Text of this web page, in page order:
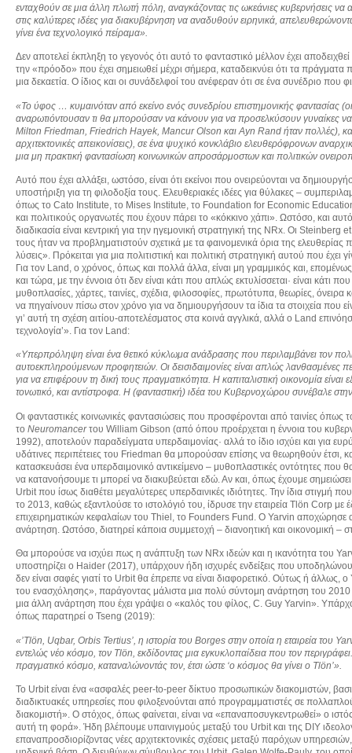
ενταχθούν σε μια άλλη πλωτή πόλη, αναγκάζοντας τις ωκεάνιες κυβερνήσεις
στις καλύτερες ιδέες για διακυβέρνηση να αναδυθούν ειρηνικά,
γίνει ένα τεχνολογικό πείραμα».
Δεν αποτελεί έκπληξη το γεγονός ότι αυτό το φανταστικό μέλλον έχει
την «πρόοδο» που έχει σημειωθεί μέχρι σήμερα, καταδεικνύει ότι τα
μια δεκαετία. Ο ίδιος και οι συνάδελφοί του ανέφεραν ότι σε ένα συνέδριο που
«Το ύφος … κυμαινόταν από εκείνο ενός συνεδρίου επιστημονικής φαντασίας
αναρωτιόντουσαν τι θα μπορούσαν να κάνουν για να προσελκύσουν γυναίκες
Milton Friedman , Friedrich Hayek , Mancur Olson και Ayn Rand ήταν πολλές),
αρχιτεκτονικές απεικονίσεις), σε ένα ψυχικό κονκλάβιο ελευθερόφρονων
μια μη πρακτική φαντασίωση κοινωνικών απροσάρμοστων και πολιτικών
Αυτό που έχει αλλάξει, ωστόσο, είναι ότι εκείνοι που ονειρεύονται να
υποστήριξη για τη φιλοδοξία τους. Ελευθεριακές ιδέες για θύλακες –
όπως το Cato Institute, το Mises Institute, το Foundation for Economic
και πολιτικούς οργανωτές που έχουν πάρει το «κόκκινο χάπι». Ωστόσο, και
διαδικασία είναι κεντρική για την ηγεμονική στρατηγική της NRx. Οι
τους ήταν να προβληματιστούν σχετικά με τα φαινομενικά όρια της
λύσεις». Πρόκειται για μια πολιτιστική και πολιτική στρατηγική αυτού που έχει
Για τον Land, ο χρόνος, όπως και πολλά άλλα, είναι μη γραμμικός και,
και τώρα, με την έννοια ότι δεν είναι κάτι που απλώς εκτυλίσσεται· είναι
μυθοπλασίες, χάρτες, ταινίες, σχέδια, φιλοσοφίες, πρωτότυπα, θεωρίες,
να πηγαίνουν πίσω στον χρόνο για να δημιουργήσουν τα ίδια τα στοιχεία που
γι’ αυτή τη σχέση αιτίου-αποτελέσματος στα κοινά αγγλικά, αλλά ο Land
τεχνολογία’». Για τον Land:
«Υπερπρόληψη είναι ένα θετικό κύκλωμα ανάδρασης που περιλαμβάνει τον
αυτοεκπληρούμενων προφητειών. Οι δεισιδαιμονίες είναι απλώς λανθασμένες
για να επιφέρουν τη δική τους πραγματικότητα. Η καπιταλιστική οικονομία
τονωτικό, και αντίστροφα. Η (φανταστική) ιδέα του Κυβερνοχώρου συνέβαλε
Οι φανταστικές κοινωνικές φαντασιώσεις που προσφέρονται από ταινίες όπως
το Neuromancerτου William Gibson (από όπου προέρχεται η έννοια του
1992), αποτελούν παραδείγματα υπερδαιμονίας· αλλά το ίδιο ισχύει και για
υδάτινες περιπέτειες του Friedman θα μπορούσαν επίσης να θεωρηθούν έτσι,
κατασκευάσει ένα υπερδαιμονικό αντικείμενο – μυθοπλαστικές οντότητες
να κατανοήσουμε τι μπορεί να διακυβεύεται εδώ. Αν και, όπως έχουμε
Urbit που ίσως διαθέτει μεγαλύτερες υπερδαινικές ιδιότητες. Την ίδια
το 2013, καθώς εξαντλούσε το ιστολόγιό του, ίδρυσε την εταιρεία Tlön Corp
επιχειρηματικών κεφαλαίων του Thiel, το Founders Fund. Ο Yarvin αποχώρησε
ανάρτηση. Ωστόσο, διατηρεί κάποια συμμετοχή – διανοητική και οικονομική –
Θα μπορούσε να ισχύει πως η ανάπτυξη των NRx ιδεών και η ικανότητα του
υποστηρίζει ο Haider (2017), υπάρχουν ήδη ισχυρές ενδείξεις που
δεν είναι σαφές γιατί το Urbit θα έπρεπε να είναι διαφορετικό. Ούτως ή άλλως,
του ενασχόλησης», παράγοντας μάλιστα μια πολύ σύντομη ανάρτηση του
μια άλλη ανάρτηση που έχει γράψει ο «καλός του φίλος, C. Guy Yarvin».
όπως παρατηρεί ο Tseng (2019):
«’Tlön , Uqbar, Orbis Tertius’, η ιστορία του Borges στην οποία η εταιρεία του
εντελώς νέο κόσμο, τον Tlön , εκδίδοντας μια εγκυκλοπαίδεια που τον
πραγματικό κόσμο, καταναλώνοντάς τον, έτσι ώστε ‘ο κόσμος θα γίνει ο Tlön’».
Το Urbit είναι ένα «ασφαλές peer-to-peer δίκτυο προσωπικών διακομιστών,
διαδικτυακές υπηρεσίες που φιλοξενούνται από προγραμματιστές σε
διακομιστή». Ο στόχος, όπως φαίνεται, είναι να «επαναποσυγκεντρωθεί» ο
αυτή τη φορά». Ήδη βλέπουμε υπαινιγμούς μεταξύ του Urbit και της DIY
επαναπροσδιορίζοντας νέες αρχιτεκτονικές σχέσεις μεταξύ παρόχων